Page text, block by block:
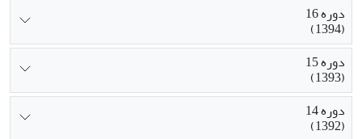
دوره 16
(1394)
دوره 15
(1393)
دوره 14
(1392)